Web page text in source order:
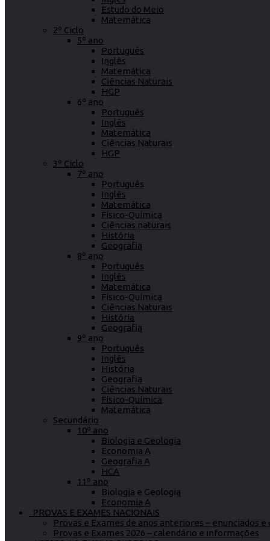
Estudo do Meio
Matemática
2º Ciclo
5º ano
Português
Inglês
Matemática
Ciências Naturais
HGP
6º ano
Português
Inglês
Matemática
Ciências Naturais
HGP
3º Ciclo
7º ano
Português
Inglês
Matemática
Físico-Química
Ciências naturais
História
Geografia
8º ano
Português
Inglês
Matemática
Físico-Química
Ciências Naturais
História
Geografia
9º ano
Português
Inglês
História
Geografia
Ciências Naturais
Físico-Química
Matemática
Secundário
10º ano
Biologia e Geologia
Economia A
Geografia A
HCA
11º ano
Biologia e Geologia
Economia A
PROVAS E EXAMES NACIONAIS
Provas e Exames de anos anteriores – enunciados
Provas e Exames 2026 – calendário e informações